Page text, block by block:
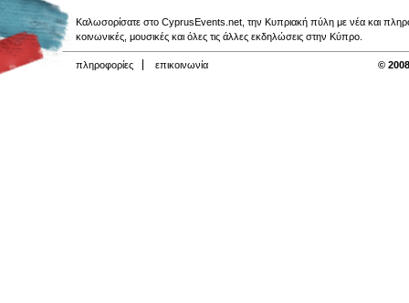
Καλωσορίσατε στο CyprusEvents.net, την Κυπριακή πύλη με νέα και
κοινωνικές, μουσικές και όλες τις άλλες εκδηλώσεις στην Κύπρο.
πληροφορίες επικοινωνία ©